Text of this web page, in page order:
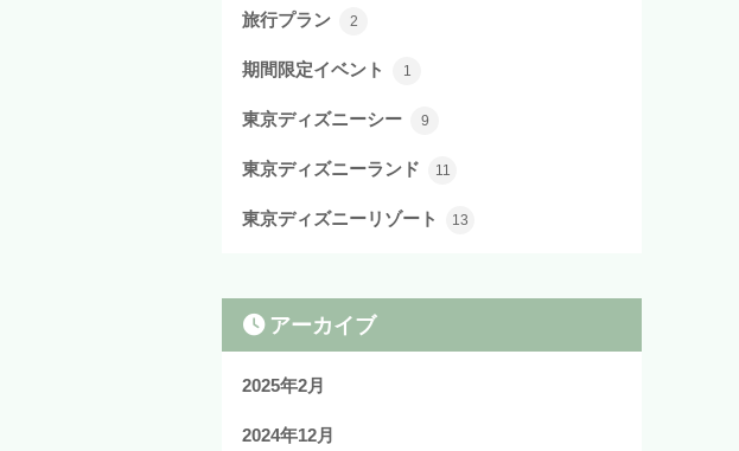
旅行プラン 2
期間限定イベント 1
東京ディズニーシー 9
東京ディズニーランド 11
東京ディズニーリゾート 13
アーカイブ
2025年2月
2024年12月